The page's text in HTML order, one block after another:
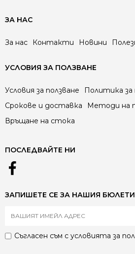
ЗА НАС
За нас Контакти Новини
УСЛОВИЯ ЗА ПОЛЗВАНЕ
Условия за ползване
Политика
Срокове и доставка
Методи на
Връщане на стока
ПОСЛЕДВАЙТЕ НИ
ЗАПИШЕТЕ СЕ ЗА НАШИЯ
Съгласен съм с условията за